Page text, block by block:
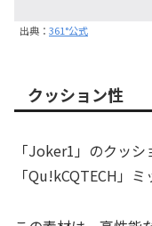
出典： 361°公式
クッション性
「Joker1」のクッ
「Qu!kCQTECH」